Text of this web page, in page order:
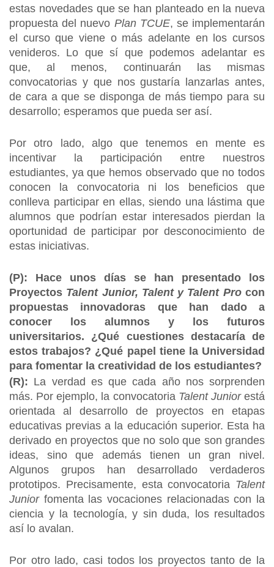
estas novedades que se han planteado en la nueva
propuesta del nuevo Plan TCUE, se implementarán
el curso que viene o más adelante en los cursos
venideros. Lo que sí que podemos adelantar es
que, al menos, continuarán las mismas
convocatorias y que nos gustaría lanzarlas antes,
de cara a que se disponga de más tiempo para su
desarrollo; esperamos que pueda ser así.
Por otro lado, algo que tenemos en mente es
incentivar la participación entre nuestros
estudiantes, ya que hemos observado que no todos
conocen la convocatoria ni los beneficios que
conlleva participar en ellas, siendo una lástima que
alumnos que podrían estar interesados pierdan la
oportunidad de participar por desconocimiento de
estas iniciativas.
(P): Hace unos días se han presentado los
Proyectos Talent Junior, Talent y Talent Procon
propuestas innovadoras que han dado a
conocer los alumnos y los futuros
universitarios. ¿Qué cuestiones destacaría de
estos trabajos? ¿Qué papel tiene la Universidad
para fomentar la creatividad de los estudiantes?
(R): La verdad es que cada año nos sorprenden
más. Por ejemplo, la convocatoria Talent Juniorestá
orientada al desarrollo de proyectos en etapas
educativas previas a la educación superior. Esta ha
derivado en proyectos que no solo que son grandes
ideas, sino que además tienen un gran nivel.
Algunos grupos han desarrollado verdaderos
prototipos. Precisamente, esta convocatoria Talent
Juniorfomenta las vocaciones relacionadas con la
ciencia y la tecnología, y sin duda, los resultados
así lo avalan.
Por otro lado, casi todos los proyectos tanto de la